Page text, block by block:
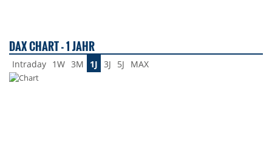
DAX CHART - 1 JAHR
Intraday 1W 3M 1J 3J 5J MAX